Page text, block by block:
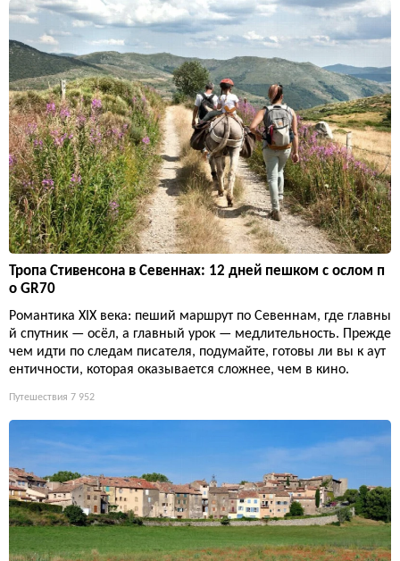
Тропа Стивенсона в Севеннах: 12 дней пешком с ослом п
о GR70
Романтика XIX века: пеший маршрут по Севеннам, где главны
й спутник — осёл, а главный урок — медлительность. Прежде
чем идти по следам писателя, подумайте, готовы ли вы к аут
ентичности, которая оказывается сложнее, чем в кино.
Путешествия 7 952